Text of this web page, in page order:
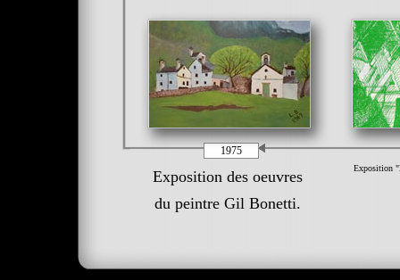
1975
Exposition des oeuvres
du peintre Gil Bonetti.
Exposition